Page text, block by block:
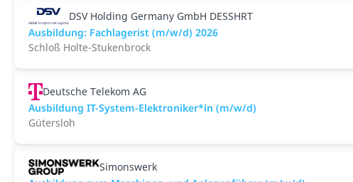
DSV Holding Germany GmbH DESSHRT
Ausbildung: Fachlagerist (m/w/d) 2026
Schloß Holte-Stukenbrock
Deutsche Telekom AG
Ausbildung IT-System-Elektroniker*in (m/w/d)
Gütersloh
Simonswerk